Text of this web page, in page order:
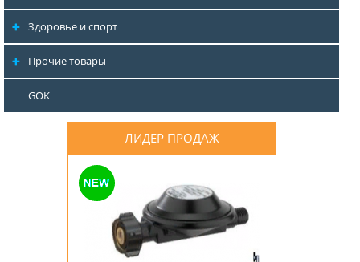
Здоровье и спорт
Прочие товары
GOK
ЛИДЕР ПРОДАЖ